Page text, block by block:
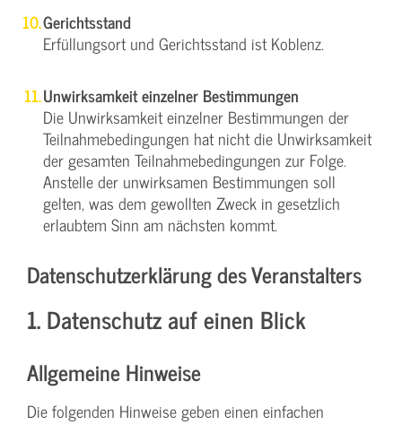
Gerichtsstand
Erfüllungsort und Gerichtsstand ist Koblenz.
Unwirksamkeit einzelner Bestimmungen
Die Unwirksamkeit einzelner Bestimmungen der
Teilnahmebedingungen hat nicht die Unwirksamkeit
der gesamten Teilnahmebedingungen zur Folge.
Anstelle der unwirksamen Bestimmungen soll
gelten, was dem gewollten Zweck in gesetzlich
erlaubtem Sinn am nächsten kommt.
Datenschutzerklärung des Veranstalters
1. Datenschutz auf einen Blick
Allgemeine Hinweise
Die folgenden Hinweise geben einen einfachen